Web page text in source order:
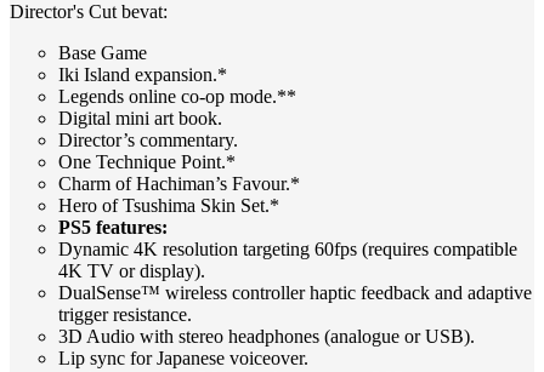
Director's Cut bevat:
Base Game
Iki Island expansion.*
Legends online co-op mode.**
Digital mini art book.
Director’s commentary.
One Technique Point.*
Charm of Hachiman’s Favour.*
Hero of Tsushima Skin Set.*
PS5 features:
Dynamic 4K resolution targeting 60fps (requires compatible
4K TV or display).
DualSense™ wireless controller haptic feedback and adaptive
trigger resistance.
3D Audio with stereo headphones (analogue or USB).
Lip sync for Japanese voiceover.